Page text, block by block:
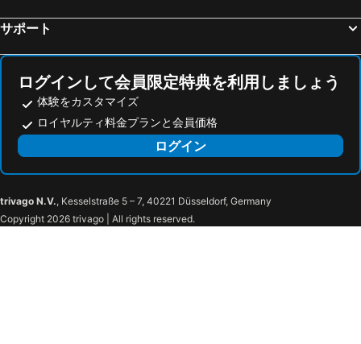
サポート
ログインして会員限定特典を利用しましょう
体験をカスタマイズ
ロイヤルティ料金プランと会員価格
ログイン
trivago N.V., Kesselstraße 5 – 7, 40221 Düsseldorf, Germany
Copyright 2026 trivago | All rights reserved.